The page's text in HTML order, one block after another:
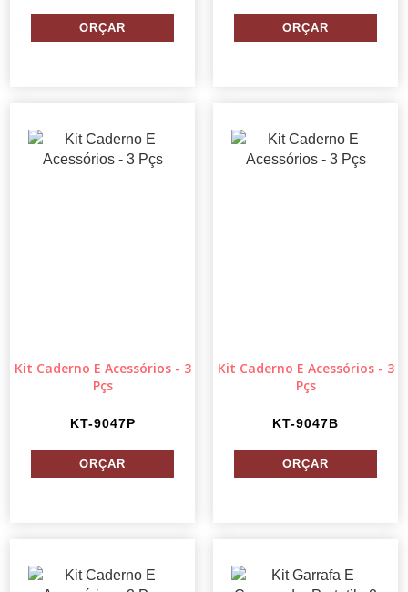
Kit Caderno E Acessórios - 3
Pçs
KT-9047P
Kit Caderno E Acessórios - 3
Pçs
KT-9047B